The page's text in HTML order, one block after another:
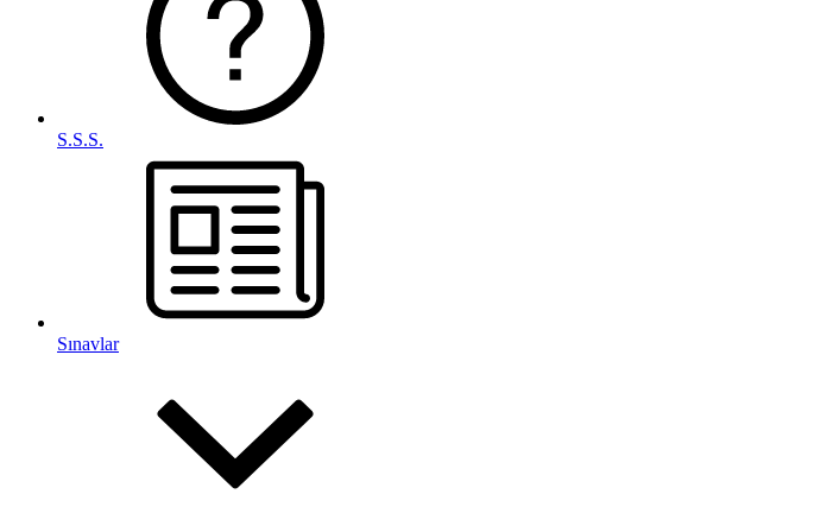
S.S.S.
Sınavlar